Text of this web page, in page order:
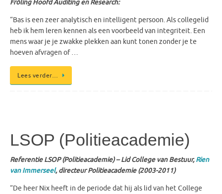
Fröling Hoofd Auditing en Research:
“Bas is een zeer analytisch en intelligent persoon. Als collegelid
heb ik hem leren kennen als een voorbeeld van integriteit. Een
mens waar je je zwakke plekken aan kunt tonen zonder je te
hoeven afvragen of …
Lees verder…
LSOP (Politieacademie)
Referentie LSOP (Politieacademie) – Lid College van Bestuur,Rien
van Immerseel, directeur Politieacademie (2003-2011)
“De heer Nix heeft in de periode dat hij als lid van het College